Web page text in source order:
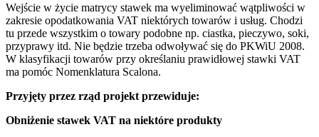
Wejście w życie matrycy stawek ma wyeliminować wątpliwości w
zakresie opodatkowania VAT niektórych towarów i usług. Chodzi
tu przede wszystkim o towary podobne np. ciastka, pieczywo, soki,
przyprawy itd. Nie będzie trzeba odwoływać się do PKWiU 2008.
W klasyfikacji towarów przy określaniu prawidłowej stawki VAT
ma pomóc Nomenklatura Scalona.
Przyjęty przez rząd projekt przewiduje:
Obniżenie stawek VAT na niektóre produkty